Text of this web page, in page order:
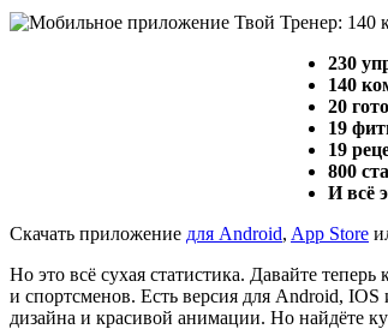
230
140
20
19
19
800
И всё
Скачать приложение для Android, App Store
Но это всё сухая статистика. Давайте
и спортсменов. Есть версия для Android,
дизайна и красивой анимации. Но найдёте